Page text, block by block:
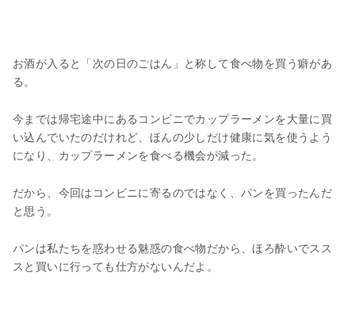
お酒が入ると「次の日のごはん」と称して食べ物を買う癖があ
る。
今までは帰宅途中にあるコンビニでカップラーメンを大量に買
い込んでいたのだけれど、ほんの少しだけ健康に気を使うよう
になり、カップラーメンを食べる機会が減った。
だから、今回はコンビニに寄るのではなく、パンを買ったんだ
と思う。
パンは私たちを惑わせる魅惑の食べ物だから、ほろ酔いでスス
スと買いに行っても仕方がないんだよ。